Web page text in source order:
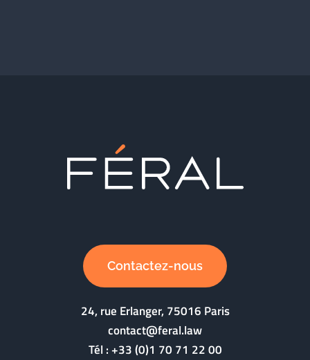
Contactez-nous
24, rue Erlanger, 75016 Paris
contact@feral.law
Tél :+33 (0)1 70 71 22 00